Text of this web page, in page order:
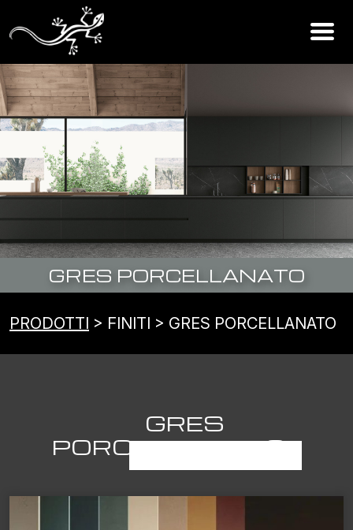
GRES PORCELLANATO
PRODOTTI > FINITI > GRES PORCELLANATO
GRES
PORCELLANATO